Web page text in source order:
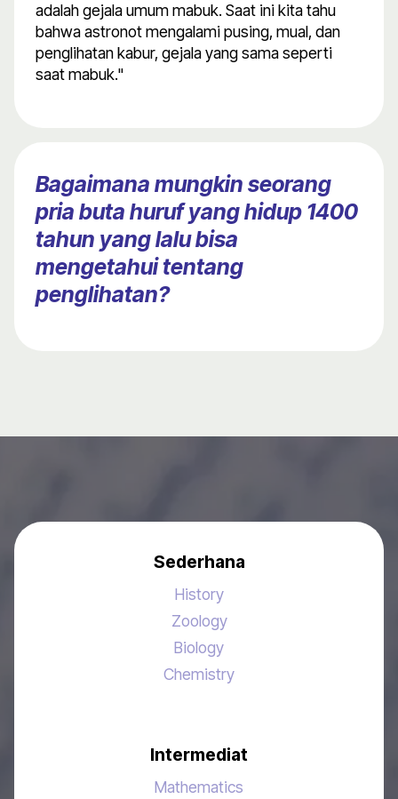
adalah gejala umum mabuk. Saat ini kita tahu
bahwa astronot mengalami pusing, mual, dan
penglihatan kabur, gejala yang sama seperti
saat mabuk."
Bagaimana mungkin seorang
pria buta huruf yang hidup 1400
tahun yang lalu bisa
mengetahui tentang
penglihatan?
Sederhana
History
Zoology
Biology
Chemistry
Intermediat
Mathematics